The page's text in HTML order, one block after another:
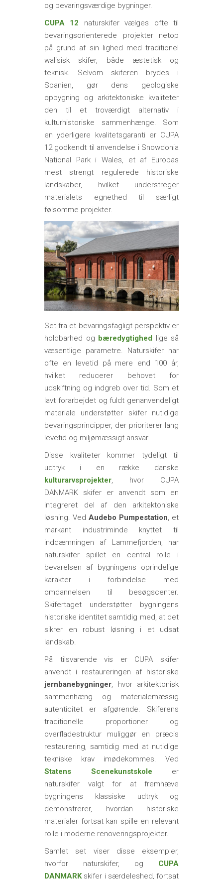
og bevaringsværdige bygninger.
CUPA 12 naturskifer vælges ofte til
bevaringsorienterede projekter netop
på grund af sin lighed med traditionel
walisisk skifer, både æstetisk og
teknisk. Selvom skiferen brydes i
Spanien, gør dens geologiske
opbygning og arkitektoniske kvaliteter
den til et troværdigt alternativ i
kulturhistoriske sammenhænge. Som
en yderligere kvalitetsgaranti er CUPA
12 godkendt til anvendelse i Snowdonia
National Park i Wales, et af Europas
mest strengt regulerede historiske
landskaber, hvilket understreger
materialets egnethed til særligt
følsomme projekter.
Set fra et bevaringsfagligt perspektiv er
holdbarhed og bæredygtighed lige så
væsentlige parametre. Naturskifer har
ofte en levetid på mere end 100 år,
hvilket reducerer behovet for
udskiftning og indgreb over tid. Som et
lavt forarbejdet og fuldt genanvendeligt
materiale understøtter skifer nutidige
bevaringsprincipper, der prioriterer lang
levetid og miljømæssigt ansvar.
Disse kvaliteter kommer tydeligt til
udtryk i en række danske
kulturarvsprojekter, hvor CUPA
DANMARK skifer er anvendt som en
integreret del af den arkitektoniske
løsning. Ved Audebo Pumpestation, et
markant industriminde knyttet til
inddæmningen af Lammefjorden, har
naturskifer spillet en central rolle i
bevarelsen af bygningens oprindelige
karakter i forbindelse med
omdannelsen til besøgscenter.
Skifertaget understøtter bygningens
historiske identitet samtidig med, at det
sikrer en robust løsning i et udsat
landskab.
På tilsvarende vis er CUPA skifer
anvendt i restaureringen af historiske
jernbanebygninger, hvor arkitektonisk
sammenhæng og materialemæssig
autenticitet er afgørende. Skiferens
traditionelle proportioner og
overfladestruktur muliggør en præcis
restaurering, samtidig med at nutidige
tekniske krav imødekommes. Ved
Statens Scenekunstskole er
naturskifer valgt for at fremhæve
bygningens klassiske udtryk og
demonstrerer, hvordan historiske
materialer fortsat kan spille en relevant
rolle i moderne renoveringsprojekter.
Samlet set viser disse eksempler,
hvorfor naturskifer, og CUPA
DANMARKskifer i særdeleshed, fortsat